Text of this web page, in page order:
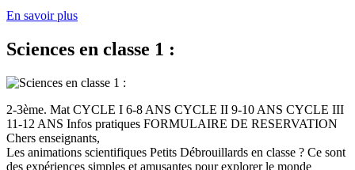
En savoir plus
Sciences en classe 1 :
2-3ème. Mat CYCLE I 6-8 ANS CYCLE II 9-10 ANS CYCLE III
11-12 ANS Infos pratiques FORMULAIRE DE RESERVATION
Chers enseignants,
Les animations scientifiques Petits Débrouillards en classe ? Ce sont
des expériences simples et amusantes pour explorer le monde